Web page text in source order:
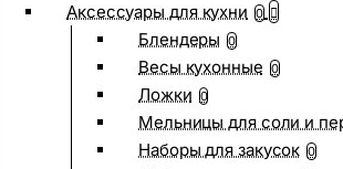
Аксессуары для кухни 0
Блендеры 0
Весы кухонные 0
Ложки 0
Мельницы для соли и
Наборы для закусок 0